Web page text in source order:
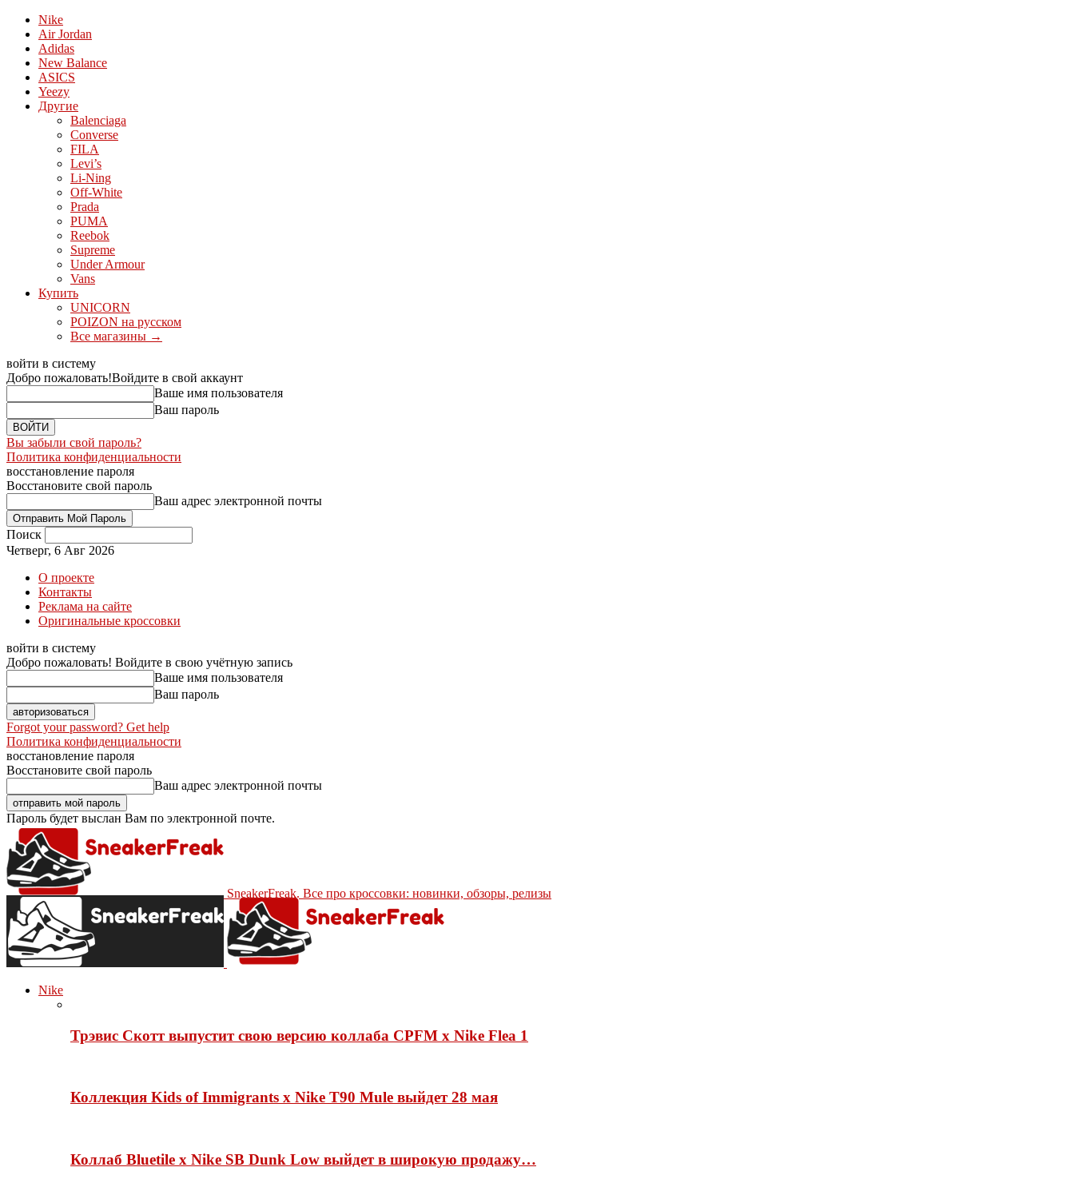
Nike
Air Jordan
Adidas
New Balance
ASICS
Yeezy
Другие
Balenciaga
Converse
FILA
Levi’s
Li-Ning
Off-White
Prada
PUMA
Reebok
Supreme
Under Armour
Vans
Купить
UNICORN
POIZON на русском
Все магазины →
войти в систему
Добро пожаловать!Войдите в свой аккаунт
Ваше имя пользователя
Ваш пароль
Вы забыли свой пароль?
Политика конфиденциальности
восстановление пароля
Восстановите свой пароль
Ваш адрес электронной почты
Поиск
Четверг, 6 Авг 2026
О проекте
Контакты
Реклама на сайте
Оригинальные кроссовки
войти в систему
Добро пожаловать! Войдите в свою учётную запись
Ваше имя пользователя
Ваш пароль
Forgot your password? Get help
Политика конфиденциальности
восстановление пароля
Восстановите свой пароль
Ваш адрес электронной почты
Пароль будет выслан Вам по электронной почте.
SneakerFreak. Все про кроссовки: новинки, обзоры, релизы
Nike
Трэвис Скотт выпустит свою версию коллаба CPFM x Nike Flea 1
Коллекция Kids of Immigrants x Nike T90 Mule выйдет 28 мая
Коллаб Bluetile x Nike SB Dunk Low выйдет в широкую продажу…